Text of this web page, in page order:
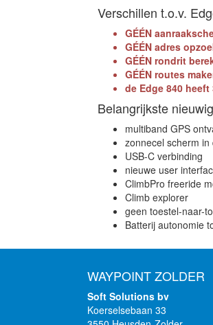
Verschillen t.o.v.
GÉÉN
GÉÉN adres
GÉÉN rondrit
GÉÉN routes
de Edge 840
Belangrijkste
multiband GPS
zonnecel scherm
USB-C verbinding
nieuwe user
ClimbPro freeride
Climb explorer
geen toestel-naar-
Batterij autonomie
WAYPOINT ZOLDER
Soft Solutions bv
Koerselsebaan 33